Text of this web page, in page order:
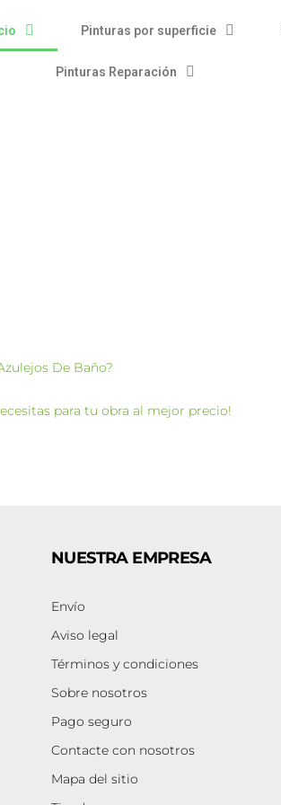
Pinturas por superficie
Pinturas Reparación
De Baño?
para tu obra al mejor precio!
NUESTRA EMPRESA
Envío
Aviso legal
Términos y condiciones
Sobre nosotros
Pago seguro
Contacte con nosotros
Mapa del sitio